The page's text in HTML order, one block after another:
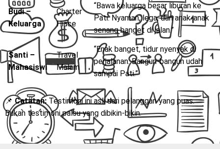
Budi –
Keluarga
Charter
Hiace
“Bawa keluarga besar liburan ke
Pati. Nyaman, lega, dan anak-anak
senang banget di jalan.”
Santi –
Mahasiswi
Travel
Malam
“Enak banget, tidur nyenyak di
perjalanan. Bangun-bangun udah
sampai Pati.”
📌 Catatan: Testimoni ini asli dari pelanggan yang puas.
Bukan testimoni palsu yang dibikin-bikin.